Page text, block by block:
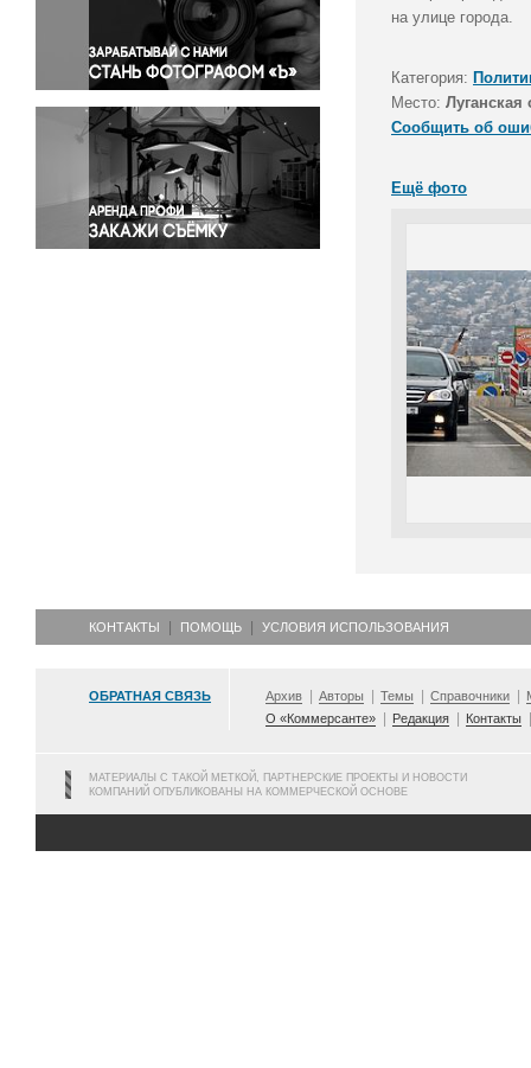
Правосудие
Происшествия и конфликты
Религия
Светская жизнь
Спорт
Экология
Экономика и бизнес
на улице города.
Категория:
Место: Луганская
Сообщить об
Ещё фото
КОНТАКТЫ ПОМОЩЬ УСЛОВИЯ ИСПОЛЬЗОВАНИЯ
ОБРАТНАЯ СВЯЗЬ Архив Авторы Темы Справочники
О «Коммерсанте»
Редакция Контакты
МАТЕРИАЛЫ С ТАКОЙ МЕТКОЙ, ПАРТНЕРСКИЕ ПРОЕКТЫ И НОВОСТИ
КОМПАНИЙ ОПУБЛИКОВАНЫ НА КОММЕРЧЕСКОЙ ОСНОВЕ